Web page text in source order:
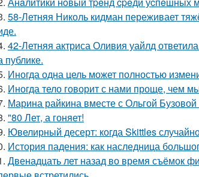
58-Летняя Николь кидман переживает
42-Летняя актриса Оливия уайлд
публике.
Иногда одна цель может полностью
Иногда тело говорит с нами проще, чем
Марина райкина вместе с Ольгой
"80 Лет, а гоняет!
Ювелирный десерт: когда Skittles
История падения: как наследница
Двенадцать лет назад во время съёмок